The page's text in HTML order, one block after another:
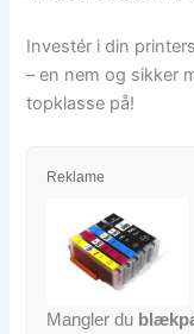
Investér i din
– en nem og sikker
topklasse på!
Reklame
Mangler du